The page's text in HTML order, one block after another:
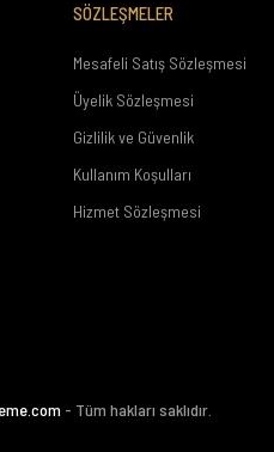
SÖZLEŞMELER
Mesafeli Satış Sözleşmesi
Üyelik Sözleşmesi
Gizlilik ve Güvenlik
Kullanım Koşulları
Hizmet Sözleşmesi
- Tüm hakları saklıdır.